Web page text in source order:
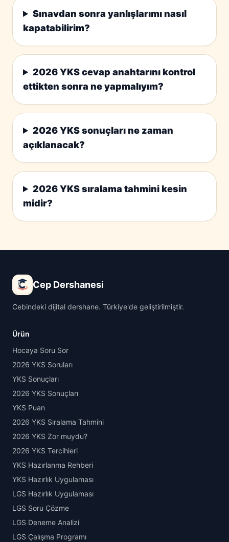
Sınavdan sonra yanlışlarımı nasıl
kapatabilirim?
2026 YKS cevap anahtarını kontrol
ettikten sonra ne yapmalıyım?
2026 YKS sonuçları ne zaman
açıklanacak?
2026 YKS sıralama tahmini kesin
midir?
Cep Dershanesi
Cebindeki dijital dershane. Türkiye'de geliştirilmiştir.
Ürün
Hocaya Soru Sor
2026 YKS Soruları
YKS Sonuçları
2026 YKS Sonuçları
YKS Puan
2026 YKS Sıralama Tahmini
2026 YKS Zor muydu?
2026 YKS Tercihleri
YKS Hazırlanma Rehberi
YKS Hazırlık Uygulaması
LGS Hazırlık Uygulaması
LGS Soru Çözme
LGS Deneme Analizi
LGS Çalışma Programı